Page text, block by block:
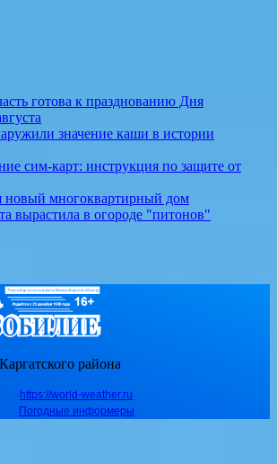
готова к празднованию Дня
значение каши в истории
сим-карт: инструкция по защите от
новый многоквартирный дом
вырастила в огороде "питонов"
района
https://world-weather.ru
Погодные информеры